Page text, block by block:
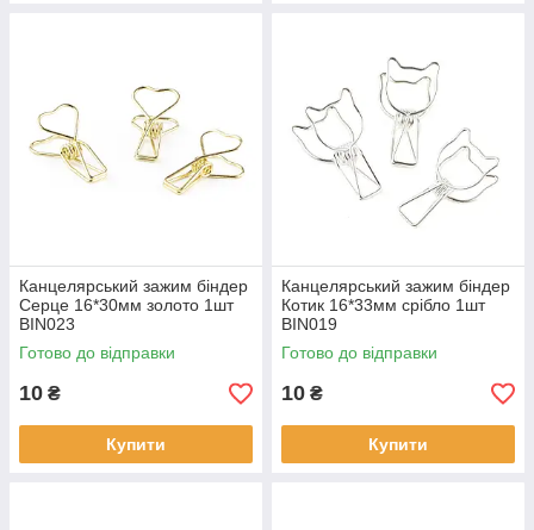
Канцелярський зажим біндер
Серце 16*30мм золото 1шт
BIN023
Готово до відправки
10 ₴
Купити
Канцелярський зажим біндер
Котик 16*33мм срібло 1шт
BIN019
Готово до відправки
10 ₴
Купити